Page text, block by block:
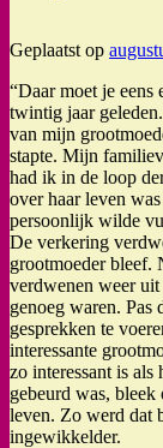
Geplaatst op
“Daar moet je
twintig jaar
van mijn
stapte. Mijn
had ik in de loop
over haar leven
persoonlijk wilde
De verkering
grootmoeder bleef.
verdwenen weer
genoeg waren. Pas
gesprekken te
interessante
zo interessant is
gebeurd was,
leven. Zo werd dat
ingewikkelder.